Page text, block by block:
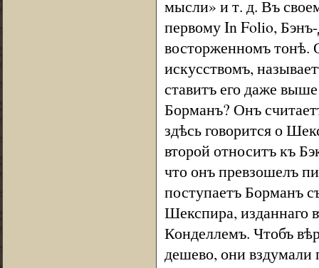
мысли» и т. д. Въ
первому In Folio,
восторженномъ тонѣ.
искусствомъ,
ставитъ его даже
Борманъ? Онъ
здѣсь говорится о
второй относитъ къ
что онъ превзошелъ
поступаетъ Борманъ
Шекспира, изданнаго
Конделлемъ. Чтобъ
дешево, они вздумали